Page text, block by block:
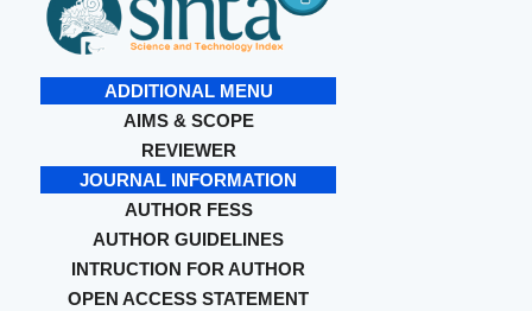
ADDITIONAL MENU
AIMS & SCOPE
REVIEWER
JOURNAL INFORMATION
AUTHOR FESS
AUTHOR GUIDELINES
INTRUCTION FOR AUTHOR
OPEN ACCESS STATEMENT